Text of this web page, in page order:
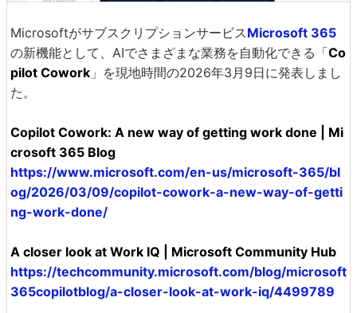
MicrosoftがサブスクリプションサービスMicrosoft 365
の新機能として、AIでさまざまな業務を自動化できる「Co
pilot Cowork 」を現地時間の2026年3月9日に発表しまし
た。
Copilot Cowork: A new way of getting work done | Mi
crosoft 365 Blog
https://www.microsoft.com/en-us/microsoft-365/bl
og/2026/03/09/copilot-cowork-a-new-way-of-getti
ng-work-done/
A closer look at Work IQ | Microsoft Community Hub
https://techcommunity.microsoft.com/blog/microsoft
365copilotblog/a-closer-look-at-work-iq/4499789